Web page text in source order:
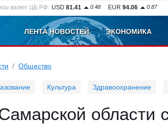
валют ЦБ РФ: USD 81.41 0.48 EUR 94.06 0.87
ЛЕНТА НОВОСТЕЙ ЭКОНОМИКА
Общество
Культура Здравоохранение
области